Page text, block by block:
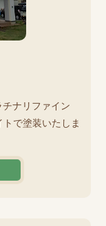
ナリファイン
で塗装いたしま